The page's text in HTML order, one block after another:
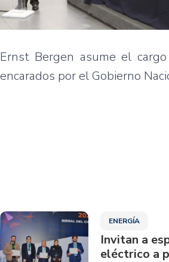
Ernst Bergen asume el
encarados por el Gobierno
ENERGÍA
Invitan a
eléctrico a